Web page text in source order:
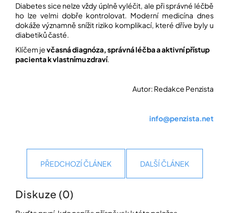
Diabetes sice nelze vždy úplně vyléčit, ale při správné léčbě
ho lze velmi dobře kontrolovat. Moderní medicína dnes
dokáže významně snížit riziko komplikací, které dříve byly u
diabetiků časté.
Klíčem jevčasná diagnóza, správná léčba a aktivní přístup
pacienta k vlastnímu zdraví.
Autor: Redakce Penzista
info@penzista.net
PŘEDCHOZÍ ČLÁNEK DALŠÍ ČLÁNEK
Diskuze (0)